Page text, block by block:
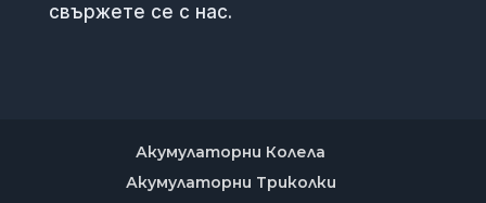
свържете се с нас.
Акумулаторни Колела
Акумулаторни Триколки